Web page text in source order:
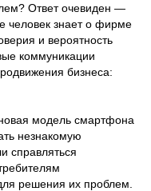
Ответ очевиден —
человек знает о фирме
и вероятность
коммуникации
бизнеса:
модель смартфона
незнакомую
справляться
решения их проблем.